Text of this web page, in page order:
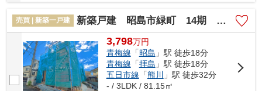
35S対応 すぐにご見学可能、ご予約ください...
売買 | 新築一戸建
新築戸建 昭島市緑町 14期 全2棟
3,798万円
青梅線 「昭島 」駅 徒歩18分
青梅線 「拝島 」駅 徒歩18分
五日市線 「熊川
」駅 徒歩32分
- / 3LDK / 81.15㎡